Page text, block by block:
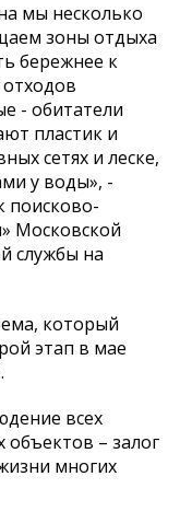
мы несколько
зоны отдыха
бережнее к
- обитатели
пластик и
сетях и леске,
у воды», -
поисково-
Московской
службы на
который
этап в мае
всех
– залог
многих